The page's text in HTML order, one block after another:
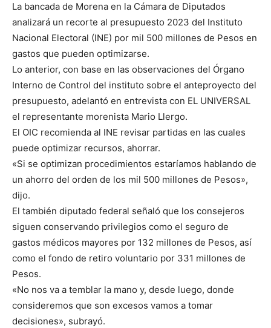
La bancada de Morena en la Cámara de Diputados
analizará un recorte al presupuesto 2023 del Instituto
Nacional Electoral (INE) por mil 500 millones de Pesos en
gastos que pueden optimizarse.
Lo anterior, con base en las observaciones del Órgano
Interno de Control del instituto sobre el anteproyecto del
presupuesto, adelantó en entrevista con EL UNIVERSAL
el representante morenista Mario Llergo.
El OIC recomienda al INE revisar partidas en las cuales
puede optimizar recursos, ahorrar.
«Si se optimizan procedimientos estaríamos hablando de
un ahorro del orden de los mil 500 millones de Pesos»,
dijo.
El también diputado federal señaló que los consejeros
siguen conservando privilegios como el seguro de
gastos médicos mayores por 132 millones de Pesos, así
como el fondo de retiro voluntario por 331 millones de
Pesos.
«No nos va a temblar la mano y, desde luego, donde
consideremos que son excesos vamos a tomar
decisiones», subrayó.